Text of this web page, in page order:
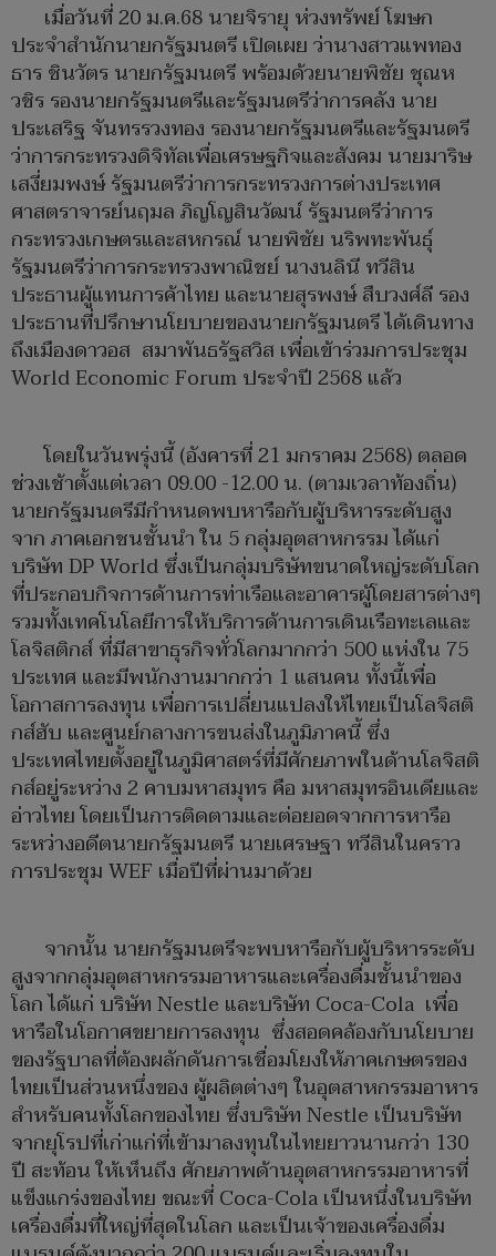
เมื่อวันที่ 20 ม.ค.68 นายจิรายุ ห่วงทรัพย์ โฆษก
ประจำสำนักนายกรัฐมนตรี เปิดเผย ว่านางสาวแพทอง
ธาร ชินวัตร นายกรัฐมนตรี พร้อมด้วยนายพิชัย ชุณห
วชิร รองนายกรัฐมนตรีและรัฐมนตรีว่าการคลัง นาย
ประเสริฐ จันทรรวงทอง รองนายกรัฐมนตรีและรัฐมนตรี
ว่าการกระทรวงดิจิทัลเพื่อเศรษฐกิจและสังคม นายมาริษ
เสงี่ยมพงษ์ รัฐมนตรีว่าการกระทรวงการต่างประเทศ
ศาสตราจารย์นฤมล ภิญโญสินวัฒน์ รัฐมนตรีว่าการ
กระทรวงเกษตรและสหกรณ์ นายพิชัย นริพทะพันธุ์
รัฐมนตรีว่าการกระทรวงพาณิชย์ นางนลินี ทวีสิน
ประธานผู้แทนการค้าไทย และนายสุรพงษ์ สืบวงศ์ลี รอง
ประธานที่ปรึกษานโยบายของนายกรัฐมนตรี ได้เดินทาง
ถึงเมืองดาวอส สมาพันธรัฐสวิส เพื่อเข้าร่วมการประชุม
World Economic Forum ประจำปี 2568 แล้ว
โดยในวันพรุ่งนี้ (อังคารที่ 21 มกราคม 2568) ตลอด
ช่วงเช้าตั้งแต่เวลา 09.00 -12.00 น. (ตามเวลาท้องถิ่น)
นายกรัฐมนตรีมีกำหนดพบหารือกับผู้บริหารระดับสูง
จาก ภาคเอกชนชั้นนำ ใน 5 กลุ่มอุตสาหกรรม ได้แก่
บริษัท DP World ซึ่งเป็นกลุ่มบริษัทขนาดใหญ่ระดับโลก
ที่ประกอบกิจการด้านการท่าเรือและอาคารผู้โดยสารต่างๆ
รวมทั้งเทคโนโลยีการให้บริการด้านการเดินเรือทะเลและ
โลจิสติกส์ ที่มีสาขาธุรกิจทั่วโลกมากกว่า 500 แห่งใน 75
ประเทศ และมีพนักงานมากกว่า 1 แสนคน ทั้งนี้เพื่อ
โอกาสการลงทุน เพื่อการเปลี่ยนแปลงให้ไทยเป็นโลจิสติ
กส์ฮับ และศูนย์กลางการขนส่งในภูมิภาคนี้ ซึ่ง
ประเทศไทยตั้งอยู่ในภูมิศาสตร์ที่มีศักยภาพในด้านโลจิสติ
กส์อยู่ระหว่าง 2 คาบมหาสมุทร คือ มหาสมุทรอินเดียและ
อ่าวไทย โดยเป็นการติดตามและต่อยอดจากการหารือ
ระหว่างอดีตนายกรัฐมนตรี นายเศรษฐา ทวีสินในคราว
การประชุม WEF เมื่อปีที่ผ่านมาด้วย
จากนั้น นายกรัฐมนตรีจะพบหารือกับผู้บริหารระดับ
สูงจากกลุ่มอุตสาหกรรมอาหารและเครื่องดื่มชั้นนำของ
โลก ได้แก่ บริษัท Nestle และบริษัท Coca-Cola เพื่อ
หารือในโอกาศขยายการลงทุน ซึ่งสอดคล้องกับนโยบาย
ของรัฐบาลที่ต้องผลักดันการเชื่อมโยงให้ภาคเกษตรของ
ไทยเป็นส่วนหนึ่งของ ผู้ผลิตต่างๆ ในอุตสาหกรรมอาหาร
สำหรับคนทั้งโลกของไทย ซึ่งบริษัท Nestle เป็นบริษัท
จากยุโรปที่เก่าแก่ที่เข้ามาลงทุนในไทยยาวนานกว่า 130
ปี สะท้อน ให้เห็นถึง ศักยภาพด้านอุตสาหกรรมอาหารที่
แข็งแกร่งของไทย ขณะที่ Coca-Cola เป็นหนึ่งในบริษัท
เครื่องดื่มที่ใหญ่ที่สุดในโลก และเป็นเจ้าของเครื่องดื่ม